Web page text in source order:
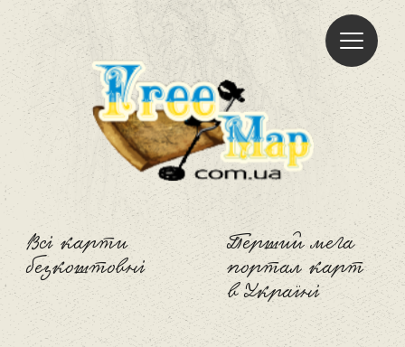
Всі карти
безкоштовні
Freemap
Перший мега
портал карт
в Україні